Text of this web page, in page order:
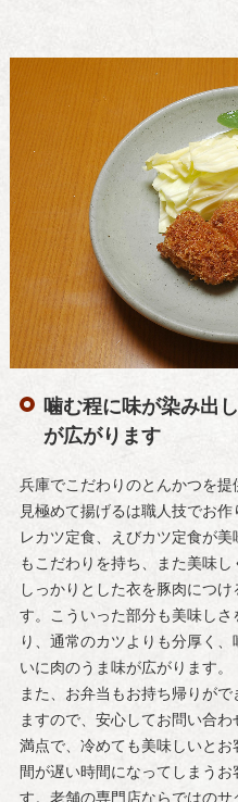
噛む程に味が染み出
が広がります
兵庫でこだわりのとんかつを
見極めて揚げるは職人技でお
レカツ定食、えびカツ定食が
もこだわりを持ち、また美味し
しっかりとした衣を豚肉につ
す。こういった部分も美味し
り、通常のカツよりも分厚く
いに肉のうま味が広がります。
また、お弁当もお持ち帰りが
ますので、安心してお問い合
満点で、冷めても美味しいと
間が遅い時間になってしまう
す。老舗の専門店ならではの